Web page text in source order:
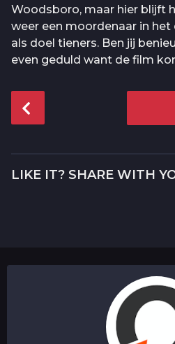
Woodsboro, maar hier blijft
weer een moordenaar in
als doel tieners. Ben jij
even geduld want de film
o
P
a
LIKE IT? SHARE WITH